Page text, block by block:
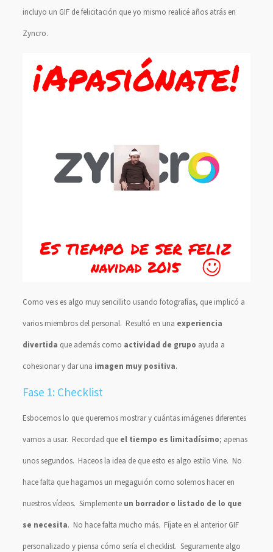
incluyo un GIF de felicitación que yo mismo realicé años atrás en
Zyncro.
Como veis es algo muy sencillito usando fotografías, que implicó a
varios miembros del personal. Resultó en una experiencia
divertida que además como actividad de grupo ayuda a
cohesionar y dar una imagen muy positiva.
Fase 1: Checklist
Esbocemos lo que queremos mostrar y cuántas imágenes diferentes
vamos a usar. Recordad que el tiempo es limitadísimo; apenas
unos segundos. Haceos la idea de que esto es algo estilo Vine. No
hace falta que hagamos un megaguión como solemos hacer en
nuestros vídeos. Simplemente un borrador o listado de lo que
se necesita. No hace falta mucho más. Fíjate en el anterior GIF
personalizado y piensa cómo sería el checklist. Seguramente algo